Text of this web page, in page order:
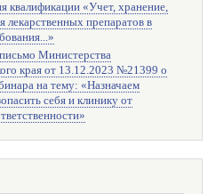
квалификации «Учет, хранение,
лекарственных препаратов в
Министерства
края от 13.12.2023 №21399 о
на тему: «Назначаем
себя и клинику от